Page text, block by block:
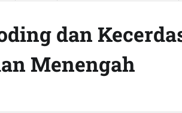
dan
Menengah